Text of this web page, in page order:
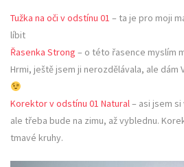
Tužka na oči v odstínu 01 – ta je pro moji
líbit
Řasenka Strong – o této řasence myslím
Hrmi, ještě jsem ji nerozdělávala, ale dám
Korektor v odstínu 01 Natural– asi jsem
ale třeba bude na zimu, až vyblednu.
tmavé kruhy.